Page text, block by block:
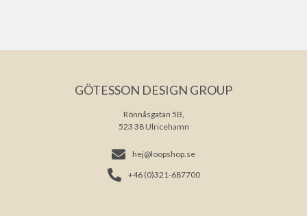
GÖTESSON DESIGN GROUP
Rönnåsgatan 5B,
523 38 Ulricehamn
hej@loopshop.se
+46 (0)321-687700